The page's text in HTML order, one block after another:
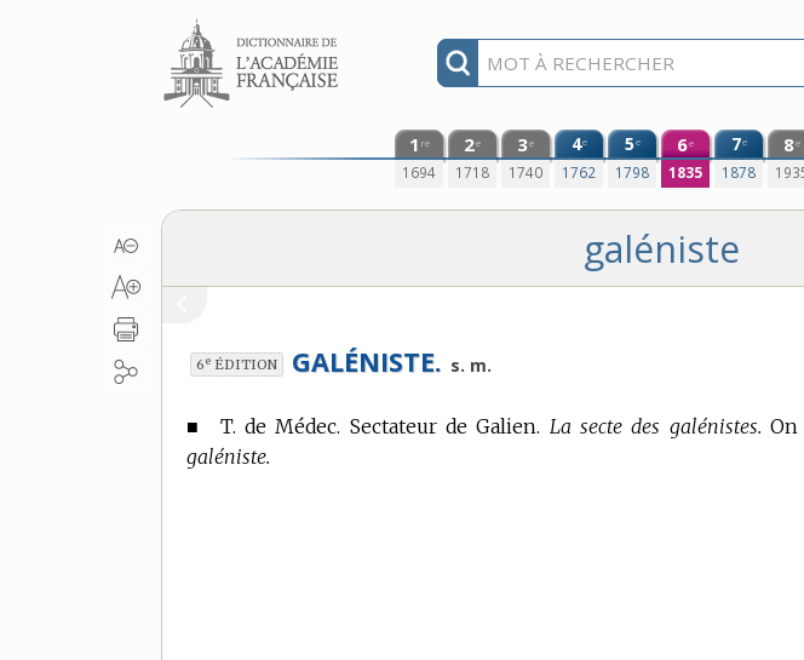
Aller au contenu
1 re
1694
2e
1718
3e
1740
4e
1762
5e
1798
6e
1835
7e
1878
8e
galéniste
6e ÉDITION GALÉNISTE. s. m.
■ T. de Médec. Sectateur de Galien. La secte des galénistes. On
galéniste.